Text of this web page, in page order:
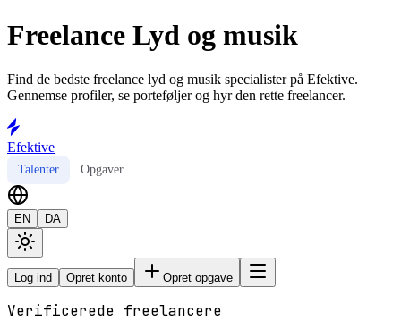
Freelance Lyd og musik
Find de bedste freelance lyd og musik specialister på Efektive.
Gennemse profiler, se porteføljer og hyr den rette freelancer.
Efektive
Talenter Opgaver
EN DA
Log ind Opret konto Opret opgave
Verificerede freelancere